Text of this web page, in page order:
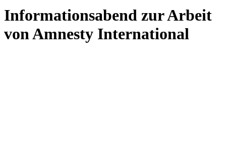
Informationsabend zur Arbeit
von Amnesty International